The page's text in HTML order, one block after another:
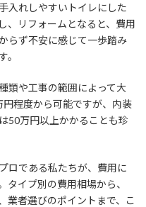
入れしやすいトイレにした
、リフォームとなると、費用
らず不安に感じて一歩踏み
。
類や工事の範囲によって大
程度から可能ですが、内装
50万円以上かかることも珍
ロである私たちが、費用に
タイプ別の費用相場から、
業者選びのポイントまで、こ